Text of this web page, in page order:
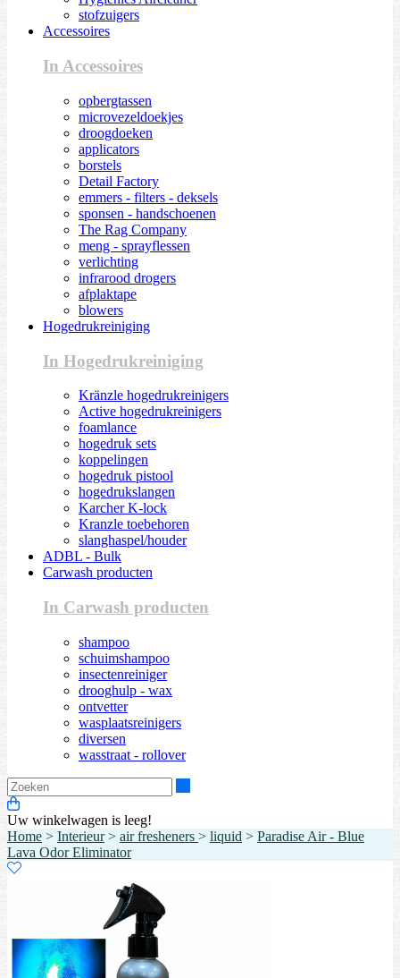
stofzuigers
Accessoires
In Accessoires
opbergtassen
microvezeldoekjes
droogdoeken
applicators
borstels
Detail Factory
emmers - filters - deksels
sponsen - handschoenen
The Rag Company
meng - sprayflessen
verlichting
infrarood drogers
afplaktape
blowers
Hogedrukreiniging
In Hogedrukreiniging
Kränzle hogedrukreinigers
Active hogedrukreinigers
foamlance
hogedruk sets
koppelingen
hogedruk pistool
hogedrukslangen
Karcher K-lock
Kranzle toebehoren
slanghaspel/houder
ADBL - Bulk
Carwash producten
In Carwash producten
shampoo
schuimshampoo
insectenreiniger
drooghulp - wax
ontvetter
wasplaatsreinigers
diversen
wasstraat - rollover
Uw winkelwagen is leeg!
Home > Interieur> air fresheners > liquid > Paradise Air - Blue
Lava Odor Eliminator